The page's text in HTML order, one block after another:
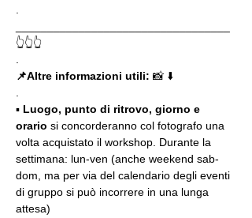
👆👆👆
📌Altre informazioni utili: 📸 ⬇️
▪️ Luogo, punto di ritrovo, giorno e
orario si concorderanno col fotografo una
volta acquistato il workshop. Durante la
settimana: lun-ven (anche weekend sab-
dom, ma per via del calendario degli eventi
di gruppo si può incorrere in una lunga
attesa)